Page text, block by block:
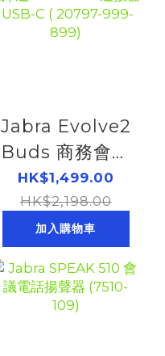
Jabra Evolve2
Buds 商務會議
藍牙真無線耳機
| 連Link 380C
連接器 |USB-C
899)
HK$1,499.00
HK$2,198.00
加入購物車